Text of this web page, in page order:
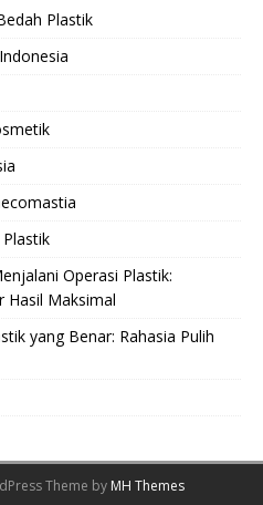
Plastik
Operasi Plastik:
Hasil Maksimal
yang Benar: Rahasia Pulih
Theme by MH Themes